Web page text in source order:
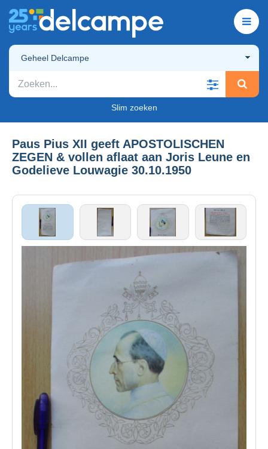
Geheel Delcampe
Slim zoeken
Paus Pius XII geeft APOSTOLISCHEN
ZEGEN & vollen aflaat aan Joris Leune en
Godelieve Louwagie 30.10.1950